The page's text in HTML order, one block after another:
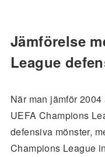
Jämförelse
League
När man jämför
UEFA Champions
defensiva mönster,
Champions League